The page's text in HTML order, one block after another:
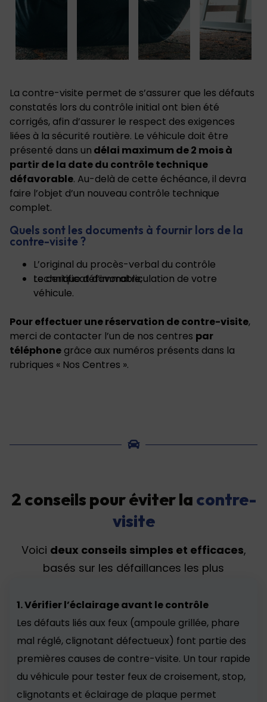
La contre-visite permet de s’assurer que les défauts
constatés lors du contrôle initial ont bien été
corrigés, afin d’assurer le respect des exigences
liées à la sécurité routière. Le véhicule doit être
présenté dans un délai maximum de 2 mois à
partir de la date du contrôle technique
défavorable. Au-delà de cette échéance, il devra
faire l’objet d’un nouveau contrôle technique
complet.
Quels sont les documents à fournir lors de la
contre-visite ?
L’original du procès-verbal du contrôle
technique défavorable;
Le certificat d’immatriculation de votre
véhicule.
Pour effectuer une réservation de contre-visite,
merci de contacter l’un de nos centres par
téléphone grâce aux numéros présents dans la
rubriques « Nos Centres ».
2 conseils pour éviter la contre-
visite
Voici deux conseils simples et efficaces,
basés sur les défaillances les plus
technique.
1. Vérifier l’éclairage avant le contrôle
Les défauts liés aux feux (ampoule grillée, phare
mal réglé, clignotant défectueux) font partie des
premières causes de contre-visite. Un tour rapide
du véhicule pour tester feux de croisement, stop,
clignotants et éclairage de plaque permet